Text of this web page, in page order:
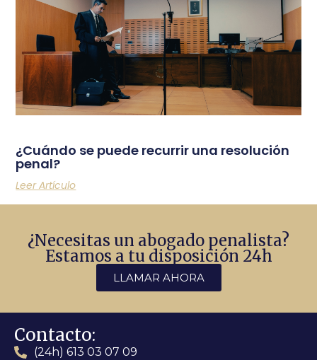
¿Cuándo se puede recurrir una resolución
penal?
Leer Artículo
¿Necesitas un abogado penalista?
Estamos a tu disposición 24h
LLAMAR AHORA
Contacto:
(24h) 613 03 07 09